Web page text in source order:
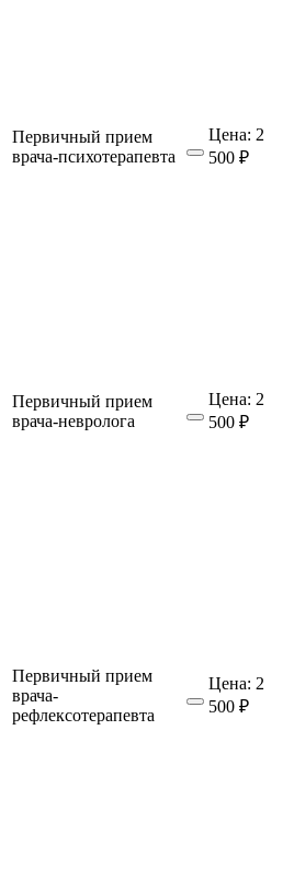
Первичный прием
врача-психотерапевта
Цена: 2
500 ₽
Первичный прием
врача-невролога
Цена: 2
500 ₽
Первичный прием
врача-
рефлексотерапевта
Цена: 2
500 ₽